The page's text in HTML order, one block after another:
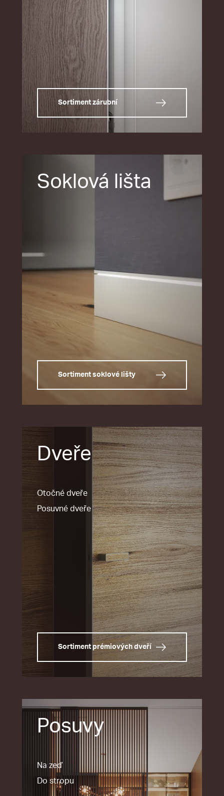
Sortiment zárubní
Soklová lišta
Sortiment soklové lišty
Dveře
Otočné dveře
Posuvné dveře
Sortiment prémiových dveří
Posuvy
Na zeď
Do stropu